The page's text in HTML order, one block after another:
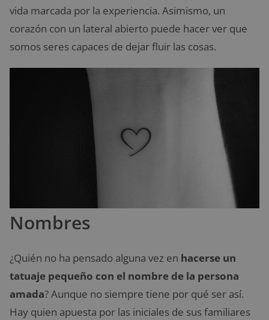
vida marcada por la experiencia. Asimismo, un
corazón con un lateral abierto puede hacer ver que
somos seres capaces de dejar fluir las cosas.
Nombres
¿Quién no ha pensado alguna vez en hacerse un
tatuaje pequeño con el nombre de la persona
amada? Aunque no siempre tiene por qué ser así.
Hay quien apuesta por las iniciales de sus familiares